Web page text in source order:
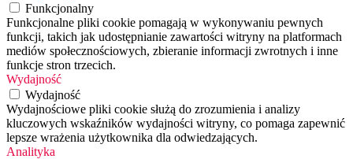
Funkcjonalny
Funkcjonalne pliki cookie pomagają w wykonywaniu pewnych
funkcji, takich jak udostępnianie zawartości witryny na platformach
mediów społecznościowych, zbieranie informacji zwrotnych i inne
funkcje stron trzecich.
Wydajność
Wydajność
Wydajnościowe pliki cookie służą do zrozumienia i analizy
kluczowych wskaźników wydajności witryny, co pomaga zapewnić
lepsze wrażenia użytkownika dla odwiedzających.
Analityka